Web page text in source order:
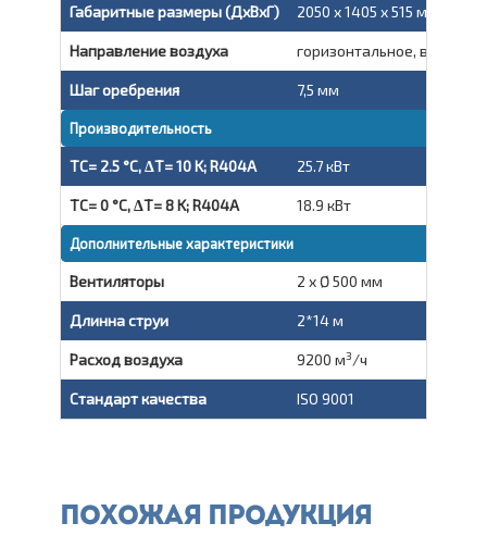
Габаритные размеры (ДxВxГ) 2050 x 1405 x 515 мм
Направление воздуха горизонтальное,
Шаг оребрения 7,5 мм
Производительность
TC= 2.5 °C, ΔT= 10 K; R404A 25.7 кВт
TC= 0 °C, ΔT= 8 K; R404A 18.9 кВт
Дополнительные характеристики
Вентиляторы 2 x Ø 500 мм
Длинна струи 2*14 м
Расход воздуха 9200 м3/ч
Стандарт качества ISO 9001
Похожая продукция